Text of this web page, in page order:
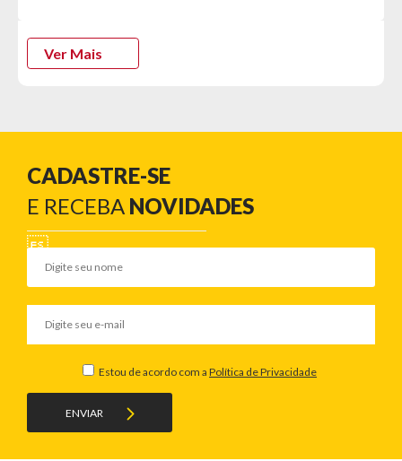
Ver Mais
CADASTRE-SE
E RECEBA NOVIDADES
ENVIAR
Estou de acordo com a Política de Privacidade